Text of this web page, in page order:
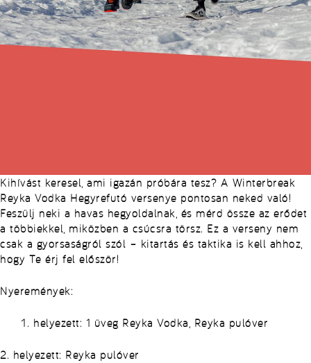
Kihívást keresel, ami igazán próbára tesz? A Winterbreak
Reyka Vodka Hegyrefutó versenye pontosan neked való!
Feszülj neki a havas hegyoldalnak, és mérd össze az erődet
a többiekkel, miközben a csúcsra törsz. Ez a verseny nem
csak a gyorsaságról szól – kitartás és taktika is kell ahhoz,
hogy Te érj fel először!
Nyeremények:
helyezett: 1 üveg Reyka Vodka, Reyka pulóver
2. helyezett: Reyka pulóver